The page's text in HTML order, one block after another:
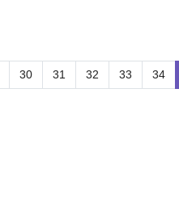
30 31 32 33 34